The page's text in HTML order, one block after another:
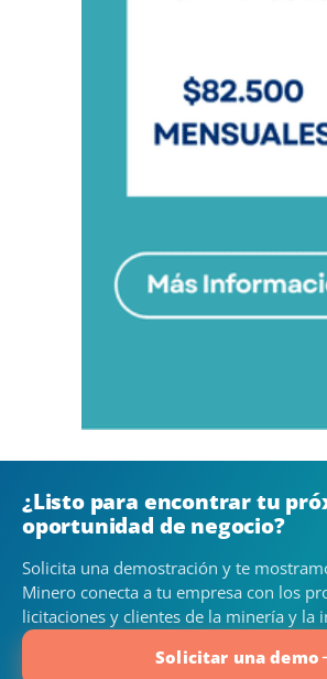
¿Listo para encontrar tu
oportunidad de negocio?
Solicita una demostración y te
Minero conecta a tu empresa con los
licitaciones y clientes de la minería y la
Solicitar una demo